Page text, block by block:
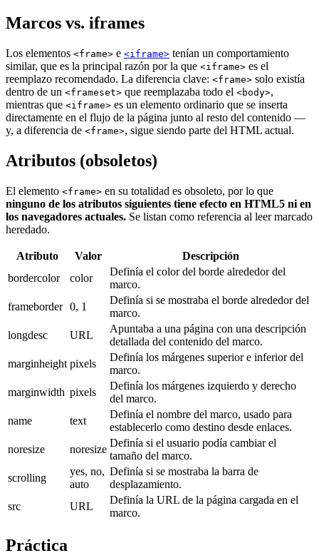
Marcos vs. iframes
Los elementos <frame> e <iframe> tenían un comportamiento
similar, que es la principal razón por la que <iframe> es el
reemplazo recomendado. La diferencia clave: <frame> solo existía
dentro de un <frameset> que reemplazaba todo el <body>,
mientras que <iframe> es un elemento ordinario que se inserta
directamente en el flujo de la página junto al resto del contenido —
y, a diferencia de <frame>, sigue siendo parte del HTML actual.
Atributos (obsoletos)
El elemento <frame> en su totalidad es obsoleto, por lo que
ninguno de los atributos siguientes tiene efecto en HTML5 ni en
los navegadores actuales. Se listan como referencia al leer marcado
heredado.
Atributo Valor
Descripción
bordercolor
color
Definía el color del borde alrededor del
marco.
frameborder 0, 1
Definía si se mostraba el borde alrededor del
marco.
longdesc
URL
Apuntaba a una página con una descripción
detallada del contenido del marco.
marginheight pixels
Definía los márgenes superior e inferior del
marco.
marginwidth pixels
Definía los márgenes izquierdo y derecho
del marco.
name
text
Definía el nombre del marco, usado para
establecerlo como destino desde enlaces.
noresize
noresize
Definía si el usuario podía cambiar el
tamaño del marco.
scrolling
yes, no,
auto
Definía si se mostraba la barra de
desplazamiento.
src
URL
Definía la URL de la página cargada en el
marco.
Práctica